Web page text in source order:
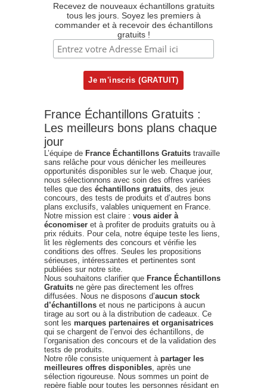
Recevez de nouveaux échantillons gratuits
tous les jours. Soyez les premiers à
commander et à recevoir des échantillons
gratuits !
France Échantillons Gratuits :
Les meilleurs bons plans chaque
jour
L’équipe de France Échantillons Gratuits travaille
sans relâche pour vous dénicher les meilleures
opportunités disponibles sur le web. Chaque jour,
nous sélectionnons avec soin des offres variées
telles que des échantillons gratuits , des jeux
concours, des tests de produits et d’autres bons
plans exclusifs, valables uniquement en France.
Notre mission est claire : vous aider à
économiser et à profiter de produits gratuits ou à
prix réduits. Pour cela, notre équipe teste les liens,
lit les règlements des concours et vérifie les
conditions des offres. Seules les propositions
sérieuses, intéressantes et pertinentes sont
publiées sur notre site.
Nous souhaitons clarifier que France Échantillons
Gratuits ne gère pas directement les offres
diffusées. Nous ne disposons d’aucun stock
d’échantillons et nous ne participons à aucun
tirage au sort ou à la distribution de cadeaux. Ce
sont les marques partenaires et organisatrices
qui se chargent de l’envoi des échantillons, de
l’organisation des concours et de la validation des
tests de produits.
Notre rôle consiste uniquement à partager les
meilleures offres disponibles , après une
sélection rigoureuse. Nous sommes un point de
repère fiable pour toutes les personnes résidant en